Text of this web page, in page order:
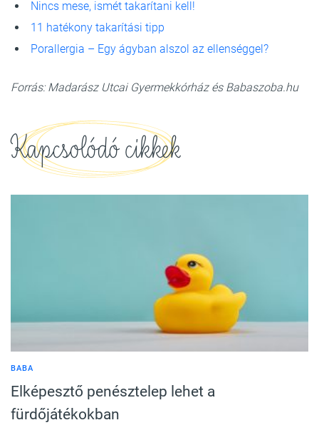
Nincs mese, ismét takarítani kell!
11 hatékony takarítási tipp
Porallergia – Egy ágyban alszol az ellenséggel?
Forrás: Madarász Utcai Gyermekkórház és Babaszoba.hu
Kapcsolódó cikkek
BABA
Elképesztő penésztelep lehet a
fürdőjátékokban